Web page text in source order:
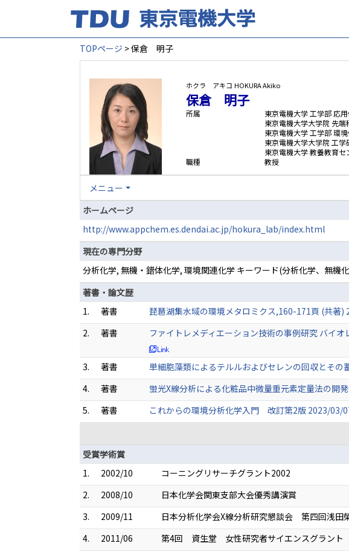
TOPページ > 保倉 明子
ホクラ アキコ HOKURA Akiko
保倉 明子
所属
東京電機大学 工学部 応
東京電機大学大学院 先
東京電機大学 工学部 環
東京電機大学大学院 工
東京電機大学 教養教育
職種
教授
メニュー
ホームページ
http://www.appchem.es.dendai.ac.jp/hokura_lab/index.html
現在の専門分野
分析化学, 無機・錯体化学, 環境関連化学 キーワード(分析化学、無機
著書・論文歴
1.
著書
琵琶湖集水域の環境メタロミクス,160-171頁 (共著)
2.
著書 ファイトレメディエーション技術の事例研究 バイ
3. 著書
単細胞藻類によるテルルおよびセレンの回収とそ
4.
著書
蛍光X線分析による化粧品中微量重元素定量法の開
5.
著書
これからの環境分析化学入門 改訂第2版 2023/03/
受賞学術賞
1.
2002/10
コーニングリサーチグラント2002
2.
2008/10
日本化学会関東支部大会優秀講演賞
3.
2009/11
日本分析化学会X線分析研究懇談会 第四回浅田
4.
2011/06
第4回 資生堂 女性研究者サイエンスグラント